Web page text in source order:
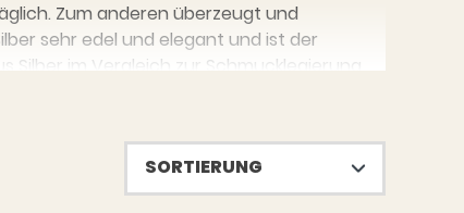
Zum anderen überzeugt und
sehr edel und elegant und ist der
im Vergleich zur Schmucklegierung
richtig! Hier bieten wir Dir eine Auswahl